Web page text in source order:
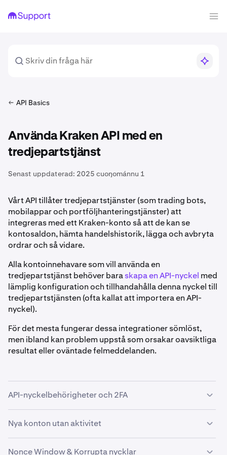
API Basics
Använda Kraken API med en
tredjepartstjänst
Senast uppdaterad: 2025 cuoŋománnu 1
Vårt API tillåter tredjepartstjänster (som trading bots,
mobilappar och portföljhanteringstjänster) att
integreras med ett Kraken-konto så att de kan se
kontosaldon, hämta handelshistorik, lägga och avbryta
ordrar och så vidare.
Alla kontoinnehavare som vill använda en
tredjepartstjänst behöver baraskapa en API-nyckel med
lämplig konfiguration och tillhandahålla denna nyckel till
tredjepartstjänsten (ofta kallat att importera en API-
nyckel).
För det mesta fungerar dessa integrationer sömlöst,
men ibland kan problem uppstå som orsakar oavsiktliga
resultat eller oväntade felmeddelanden.
API-nyckelbehörigheter och 2FA
Problem med tredjepartstjänster uppstår ofta när
tjänsten försöker utföra en uppgift som API-nyckeln inte
har behörighet för, eller närAPI-nyckelns
tvåfaktorsautentisering (2FA)helt förhindrar åtkomst.
Nya konton utan aktivitet
Vissa tredjepartstjänster (som Fidor's Crypto as a
Nonce Window & Korrupta nycklar